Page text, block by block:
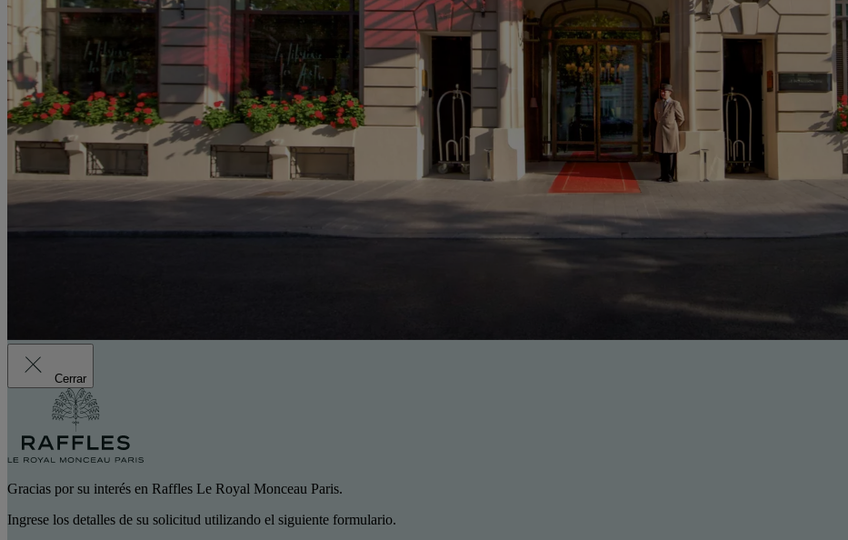
Cerrar
Gracias por su interés en Raffles Le Royal Monceau Paris.
Ingrese los detalles de su solicitud utilizando el siguiente formulario.